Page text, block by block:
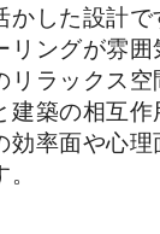
かした設計で
リングが雰囲
リラックス
建築の相互作
効率面や心理